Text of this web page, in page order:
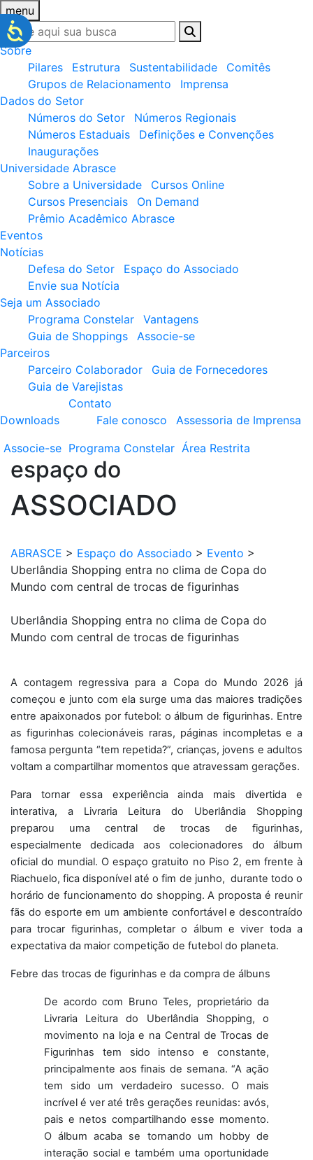
menu
Sobre
Pilares
Estrutura Sustentabilidade
Comitês
Grupos de Relacionamento
Imprensa
Dados do Setor
Números do Setor
Números Regionais
Números Estaduais
Definições e Convenções
Inaugurações
Universidade Abrasce
Sobre a Universidade
Cursos Online
Cursos Presenciais
On Demand
Prêmio Acadêmico Abrasce
Eventos
Notícias
Defesa do Setor
Espaço do Associado
Envie sua Notícia
Seja um Associado
Programa Constelar
Vantagens
Guia de Shoppings
Associe-se
Parceiros
Parceiro Colaborador
Guia de Fornecedores
Guia de Varejistas
Downloads
Contato
Fale conosco
Assessoria de Imprensa
Associe-se Programa Constelar Área Restrita
espaço do
ASSOCIADO
ABRASCE > Espaço do Associado > Evento >
Uberlândia Shopping entra no clima de Copa do
Mundo com central de trocas de figurinhas
Uberlândia Shopping entra no clima de Copa do
Mundo com central de trocas de figurinhas
A contagem regressiva para a Copa do Mundo 2026 já
começou e junto com ela surge uma das maiores tradições
entre apaixonados por futebol: o álbum de figurinhas. Entre
as figurinhas colecionáveis raras, páginas incompletas e a
famosa pergunta “tem repetida?”, crianças, jovens e adultos
voltam a compartilhar momentos que atravessam gerações.
Para tornar essa experiência ainda mais divertida e
interativa, a Livraria Leitura do Uberlândia Shopping
preparou uma central de trocas de figurinhas,
especialmente dedicada aos colecionadores do álbum
oficial do mundial. O espaço gratuito no Piso 2, em frente à
Riachuelo, fica disponível até o fim de junho, durante todo o
horário de funcionamento do shopping. A proposta é reunir
fãs do esporte em um ambiente confortável e descontraído
para trocar figurinhas, completar o álbum e viver toda a
expectativa da maior competição de futebol do planeta.
Febre das trocas de figurinhas e da compra de álbuns
De acordo com Bruno Teles, proprietário da
Livraria Leitura do Uberlândia Shopping, o
movimento na loja e na Central de Trocas de
Figurinhas tem sido intenso e constante,
principalmente aos finais de semana. “A ação
tem sido um verdadeiro sucesso. O mais
incrível é ver até três gerações reunidas: avós,
pais e netos compartilhando esse momento.
O álbum acaba se tornando um hobby de
interação social e também uma oportunidade